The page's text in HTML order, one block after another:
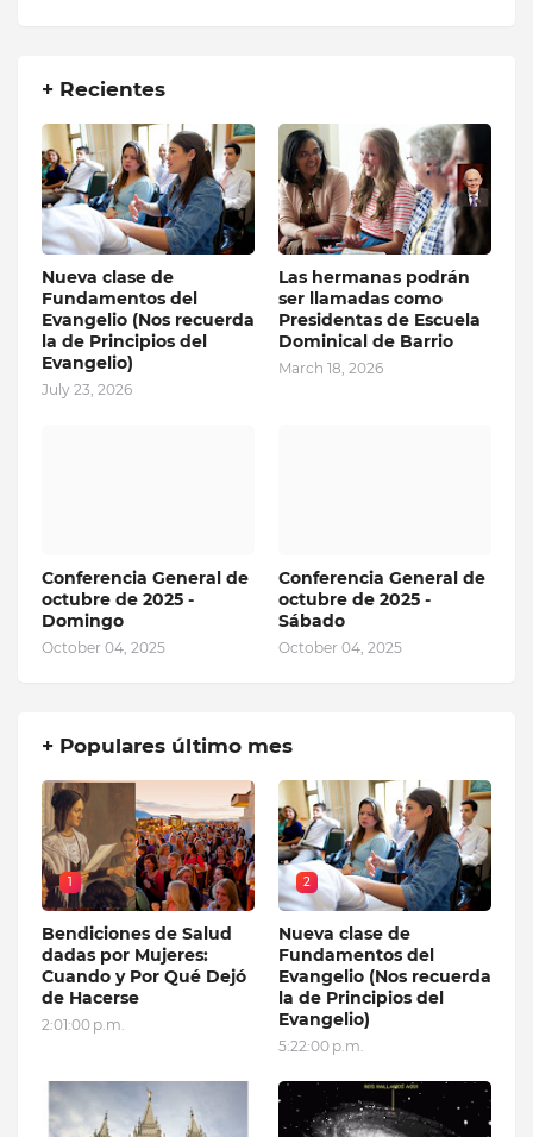
+ Recientes
Nueva clase de
Fundamentos del
Evangelio (Nos recuerda
la de Principios del
Evangelio)
July 23, 2026
Las hermanas podrán
ser llamadas como
Presidentas de Escuela
Dominical de Barrio
March 18, 2026
Conferencia General de
octubre de 2025 -
Domingo
October 04, 2025
Conferencia General de
octubre de 2025 -
Sábado
October 04, 2025
+ Populares último mes
1
Bendiciones de Salud
dadas por Mujeres:
Cuando y Por Qué Dejó
de Hacerse
2:01:00 p.m.
2
Nueva clase de
Fundamentos del
Evangelio (Nos recuerda
la de Principios del
Evangelio)
5:22:00 p.m.